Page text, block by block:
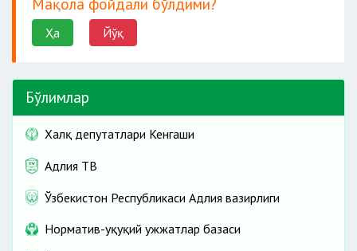
Ҳа Йўқ
Бўлимлар
Халқ депутатлари Кенгаши
Адлия ТВ
Ўзбекистон Республикаси Адлия вазирлиги
Норматив-ҳуқуқий ҳужжатлар базаси